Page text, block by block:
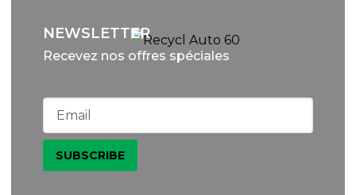
NEWSLETTER
Recevez nos offres spéciales